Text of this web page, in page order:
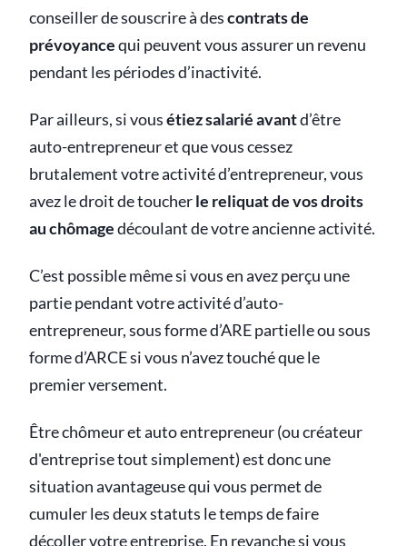
conseiller de souscrire à descontrats de
prévoyancequi peuvent vous assurer un revenu
pendant les périodes d’inactivité.
Par ailleurs, si vousétiez salarié avantd’être
auto-entrepreneur et que vous cessez
brutalement votre activité d’entrepreneur, vous
avez le droit de toucherle reliquat de vos droits
au chômagedécoulant de votre ancienne activité.
C’est possible même si vous en avez perçu une
partie pendant votre activité d’auto-
entrepreneur, sous forme d’ARE partielle ou sous
forme d’ARCE si vous n’avez touché que le
premier versement.
Être chômeur et auto entrepreneur (ou créateur
d'entreprise tout simplement) est donc une
situation avantageuse qui vous permet de
cumuler les deux statuts le temps de faire
décoller votre entreprise. En revanche si vous